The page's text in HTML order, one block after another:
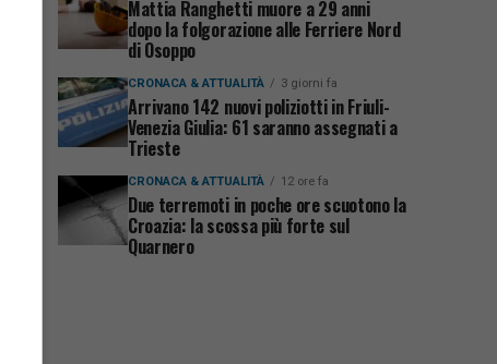
Mattia Ranghetti muore a 29 anni
dopo la folgorazione alle Ferriere Nord
di Osoppo
CRONACA & ATTUALITÀ 3 giorni fa
Arrivano 142 nuovi poliziotti in Friuli-
Venezia Giulia: 61 saranno assegnati a
Trieste
CRONACA & ATTUALITÀ 12 ore fa
Due terremoti in poche ore scuotono la
Croazia: la scossa più forte sul
Quarnero